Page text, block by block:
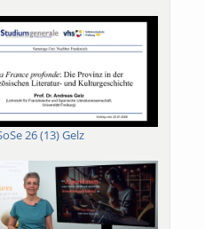
26 (13) Gelz